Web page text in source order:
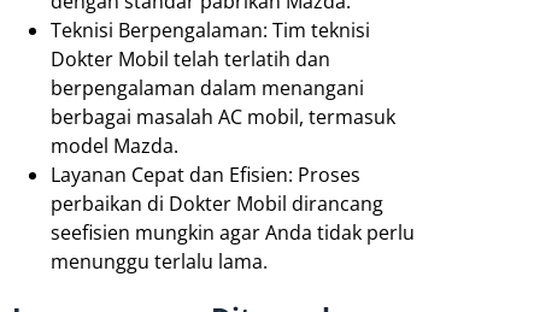
Teknisi Berpengalaman: Tim teknisi
Dokter Mobil telah terlatih dan
berpengalaman dalam menangani
berbagai masalah AC mobil, termasuk
model Mazda.
Layanan Cepat dan Efisien: Proses
perbaikan di Dokter Mobil dirancang
seefisien mungkin agar Anda tidak perlu
menunggu terlalu lama.